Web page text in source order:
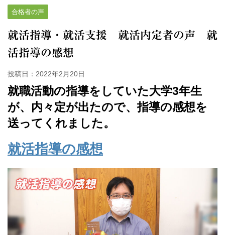
合格者の声
就活指導・就活支援 就活内定者の声 就
活指導の感想
投稿日： 2022年2月20日
就職活動の指導をしていた大学3年生
が、内々定が出たので、指導の感想を
送ってくれました。
就活指導の感想